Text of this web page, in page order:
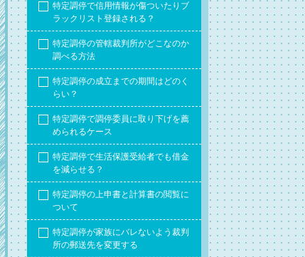
特定調停で信用情報が傷ついたりブ
ラックリスト登録される？
特定調停の管轄裁判所がどこなのか
調べる方法
特定調停の成立までの期間はどのく
らい？
特定調停で調停委員に取り下げを薦
められるケース
特定調停で生活保護受給者でも借金
を減らせる？
特定調停の上申書と計算書の閲覧に
ついて
特定調停が家族にバレないよう裁判
所の郵送先を変更する